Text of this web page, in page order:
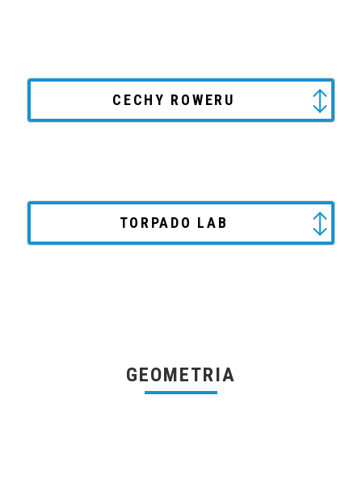
CECHY ROWERU
TORPADO LAB
GEOMETRIA